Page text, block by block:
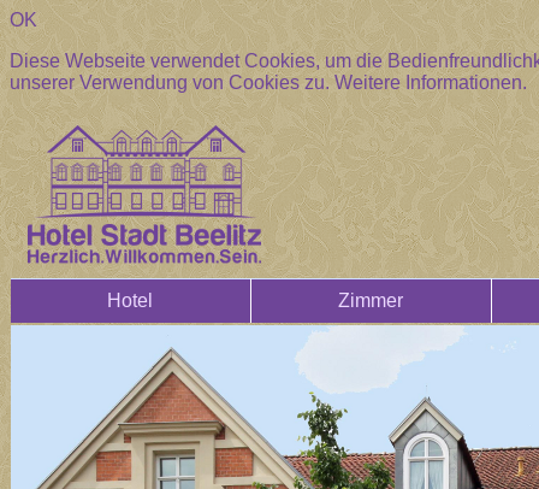
OK
Diese Webseite verwendet Cookies, um die
unserer Verwendung von Cookies zu.Weitere Informationen.
Hotel Zimmer